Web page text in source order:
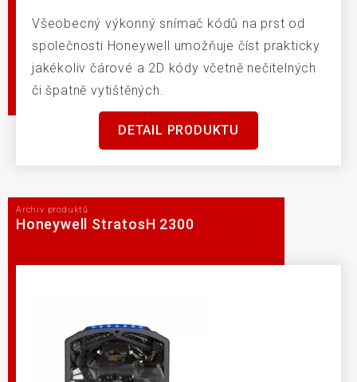
Všeobecný výkonný snímač kódů na prst od
společnosti Honeywell umožňuje číst prakticky
jakékoliv čárové a 2D kódy včetně nečitelných
či špatně vytištěných.
DETAIL PRODUKTU
Archiv produktů
Honeywell StratosH 2300